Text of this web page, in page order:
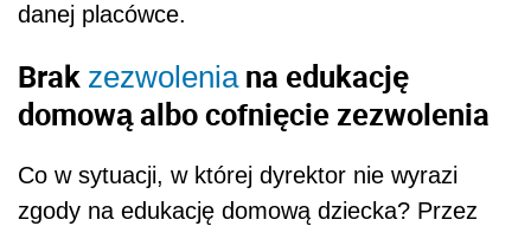
danej placówce.
Brak zezwoleniana edukację
domową albo cofnięcie zezwolenia
Co w sytuacji, w której dyrektor nie wyrazi
zgody na edukację domową dziecka? Przez